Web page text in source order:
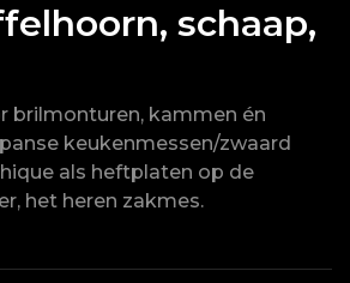
schaap,
brilmonturen, kammen én
keukenmessen/zwaard
als heftplaten op de
het heren zakmes.